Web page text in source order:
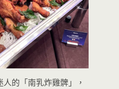
的「南乳炸雞髀」，